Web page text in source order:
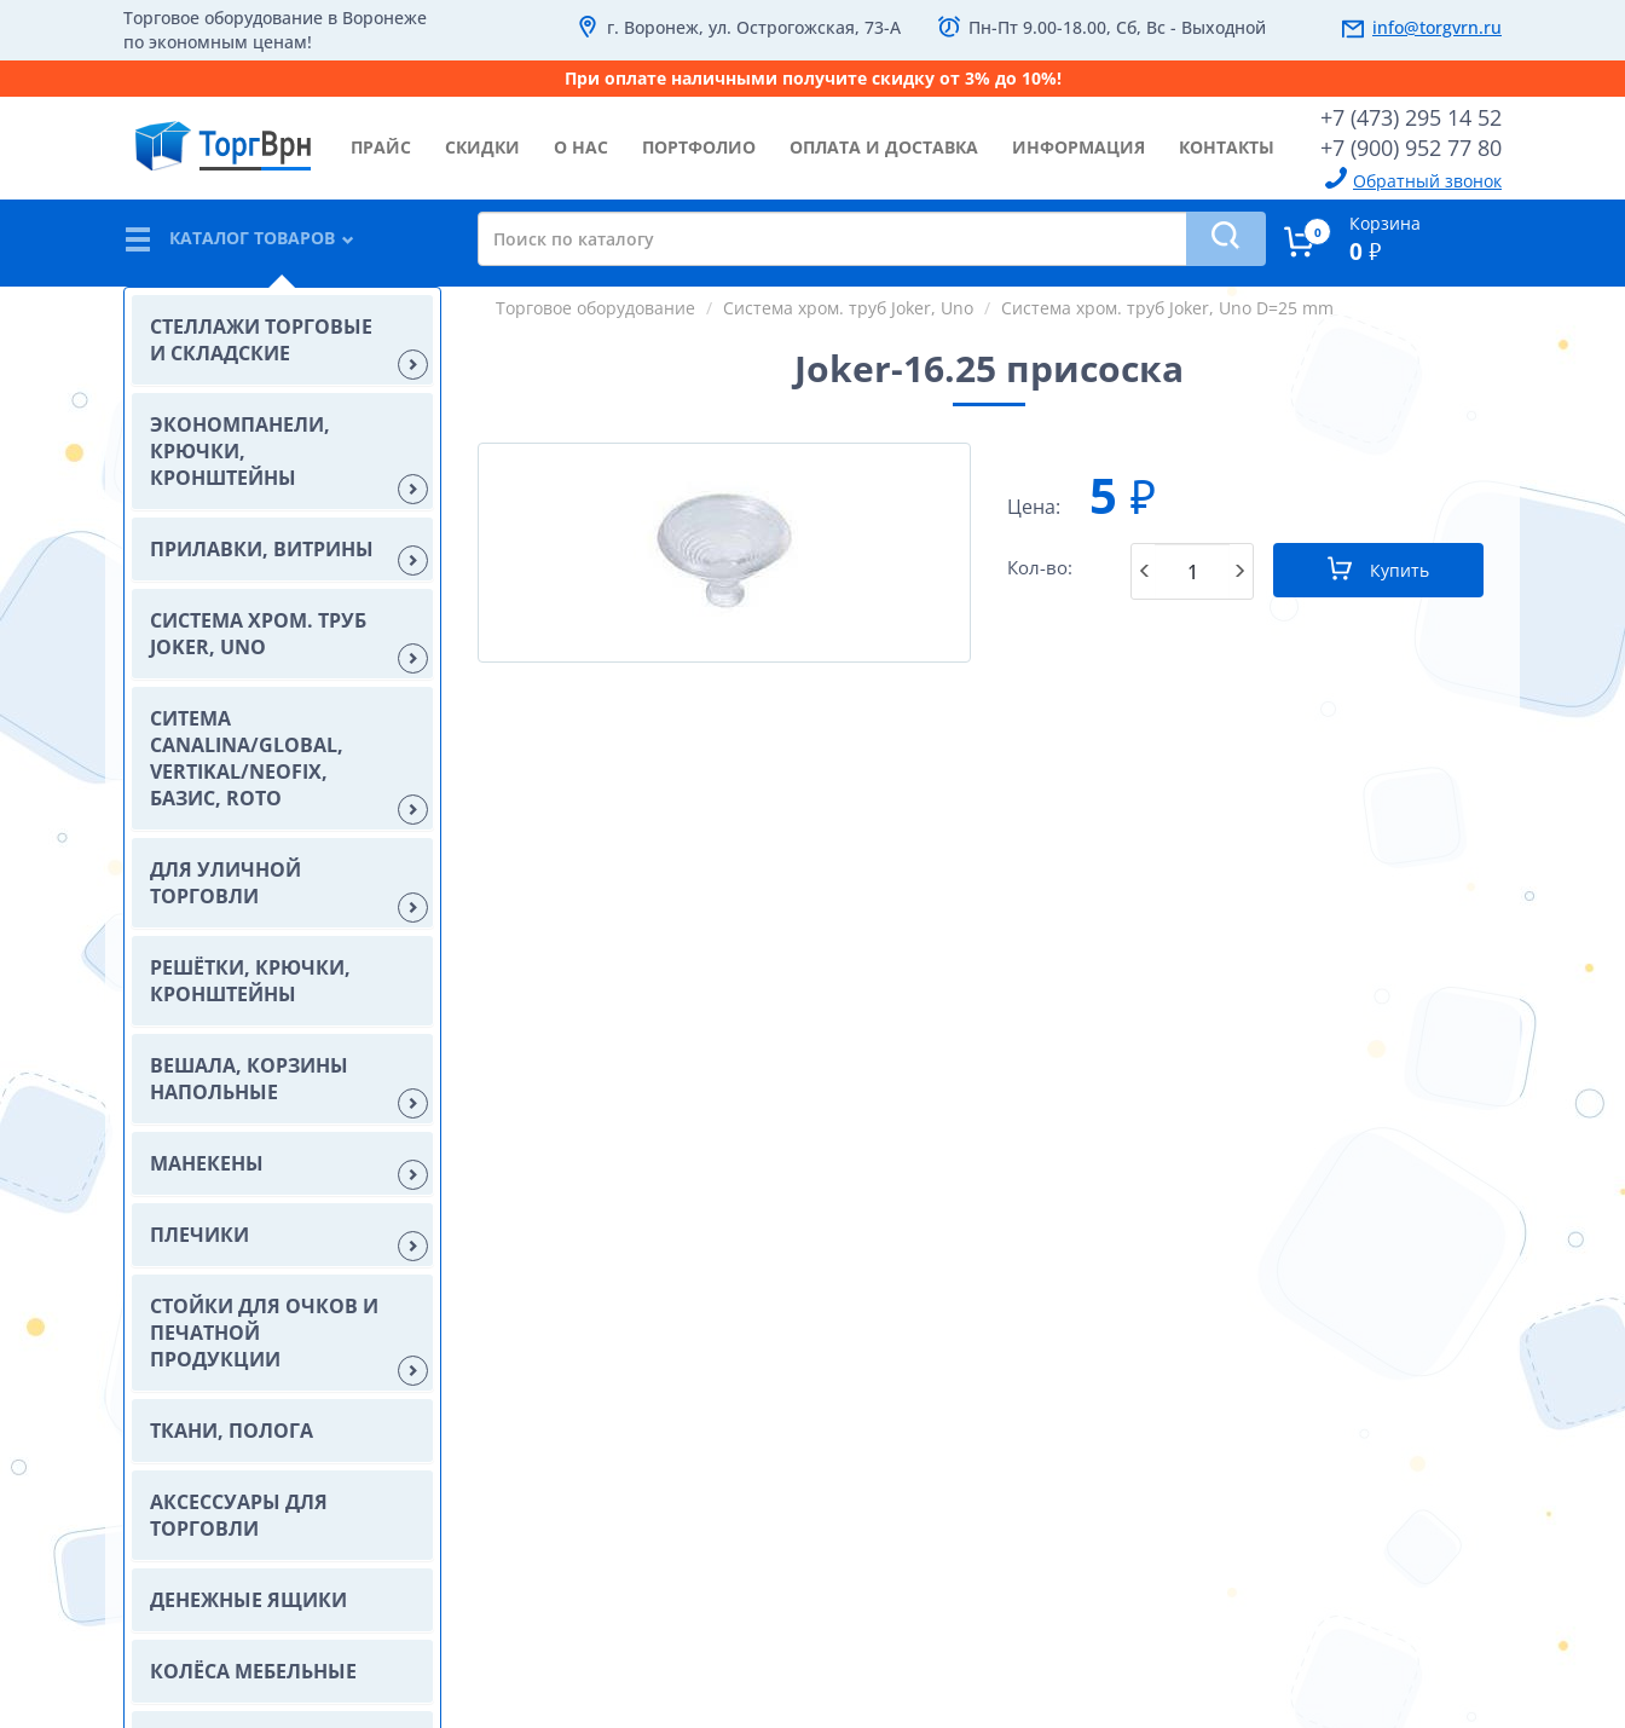
Торговое оборудование в Воронеже
по экономным ценам!
г. Воронеж, ул. Острогожская, 73-А Пн-Пт 9.00-18.00, Сб, Вс - Выходной info@torgvrn.ru
При оплате наличными получите скидку от 3% до 10%!
+7 (473) 295 14 52
+7 (900) 952 77 80
Обратный звонок
ПРАЙС СКИДКИ О НАС ПОРТФОЛИО ОПЛАТА И ДОСТАВКА ИНФОРМАЦИЯ КОНТАКТЫ
0 Корзина
0 ₽
КАТАЛОГ ТОВАРОВ
СТЕЛЛАЖИ ТОРГОВЫЕ
И СКЛАДСКИЕ
ЭКОНОМПАНЕЛИ,
КРЮЧКИ,
КРОНШТЕЙНЫ
ПРИЛАВКИ, ВИТРИНЫ
СИСТЕМА ХРОМ. ТРУБ
JOKER, UNO
СИТЕМА
CANALINA/GLOBAL,
VERTIKAL/NEOFIX,
БАЗИС, ROTO
ДЛЯ УЛИЧНОЙ
ТОРГОВЛИ
РЕШЁТКИ, КРЮЧКИ,
КРОНШТЕЙНЫ
ВЕШАЛА, КОРЗИНЫ
НАПОЛЬНЫЕ
МАНЕКЕНЫ
ПЛЕЧИКИ
СТОЙКИ ДЛЯ ОЧКОВ И
ПЕЧАТНОЙ
ПРОДУКЦИИ
ТКАНИ, ПОЛОГА
АКСЕССУАРЫ ДЛЯ
ТОРГОВЛИ
ДЕНЕЖНЫЕ ЯЩИКИ
КОЛЁСА МЕБЕЛЬНЫЕ
Торговое оборудование Система хром. труб Joker, Uno Система хром. труб Joker, Uno D=25 mm
Joker-16.25 присоска
Цена: 5 ₽
Кол-во: Купить